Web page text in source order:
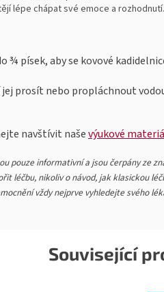
Související
lépe chápat své emoce a rozhodnutí.
¾ písek, aby se kovové
prosít nebo propláchnout
navštívit naševýukové
pouze informativní a jsou čerpány ze
léčbu, nikoliv o návod, jak klasickou
vždy nejprve vyhledejte svého